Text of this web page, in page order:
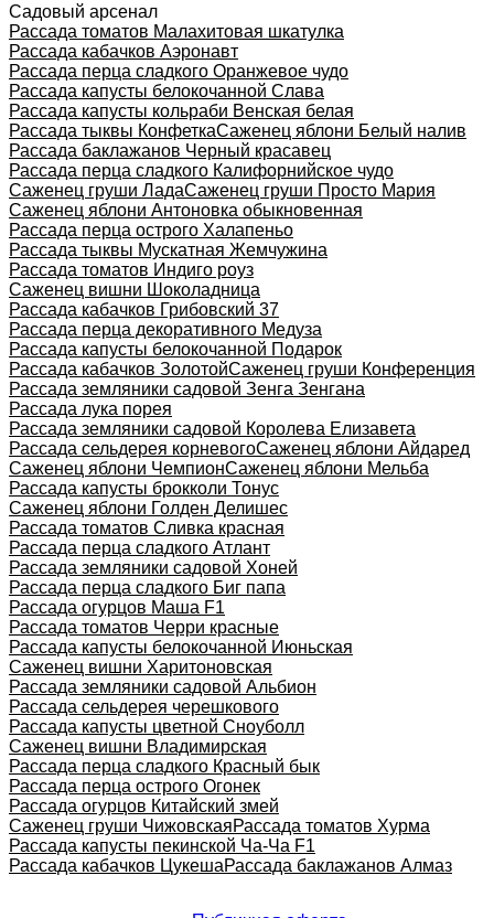
Садовый арсенал
Рассада томатов Малахитовая шкатулка
Рассада кабачков Аэронавт
Рассада перца сладкого Оранжевое чудо
Рассада капусты белокочанной Слава
Рассада капусты кольраби Венская белая
Рассада тыквы КонфеткаСаженец яблони Белый налив
Рассада баклажанов Черный красавец
Рассада перца сладкого Калифорнийское чудо
Саженец груши ЛадаСаженец груши Просто Мария
Саженец яблони Антоновка обыкновенная
Рассада перца острого Халапеньо
Рассада тыквы Мускатная Жемчужина
Рассада томатов Индиго роуз
Саженец вишни Шоколадница
Рассада кабачков Грибовский 37
Рассада перца декоративного Медуза
Рассада капусты белокочанной Подарок
Рассада кабачков ЗолотойСаженец груши Конференция
Рассада земляники садовой Зенга Зенгана
Рассада лука порея
Рассада земляники садовой Королева Елизавета
Рассада сельдерея корневогоСаженец яблони Айдаред
Саженец яблони ЧемпионСаженец яблони Мельба
Рассада капусты брокколи Тонус
Саженец яблони Голден Делишес
Рассада томатов Сливка красная
Рассада перца сладкого Атлант
Рассада земляники садовой Хоней
Рассада перца сладкого Биг папа
Рассада огурцов Маша F1
Рассада томатов Черри красные
Рассада капусты белокочанной Июньская
Саженец вишни Харитоновская
Рассада земляники садовой Альбион
Рассада сельдерея черешкового
Рассада капусты цветной Сноуболл
Саженец вишни Владимирская
Рассада перца сладкого Красный бык
Рассада перца острого Огонек
Рассада огурцов Китайский змей
Саженец груши ЧижовскаяРассада томатов Хурма
Рассада капусты пекинской Ча-Ча F1
Рассада кабачков ЦукешаРассада баклажанов Алмаз